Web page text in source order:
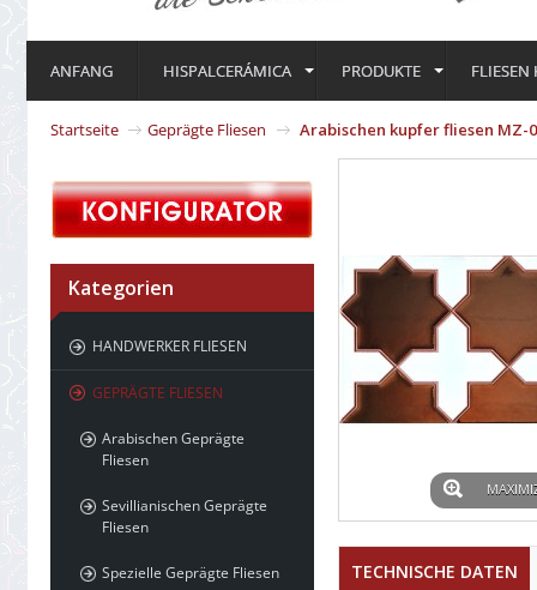
ANFANG HISPALCERÁMICA PRODUKTE FLIESEN
Startseite Geprägte Fliesen Arabischen kupfer fliesen MZ-
Kategorien
HANDWERKER FLIESEN
GEPRÄGTE FLIESEN
Arabischen Geprägte
Fliesen
Sevillianischen Geprägte
Fliesen
Spezielle Geprägte Fliesen TECHNISCHE DATEN